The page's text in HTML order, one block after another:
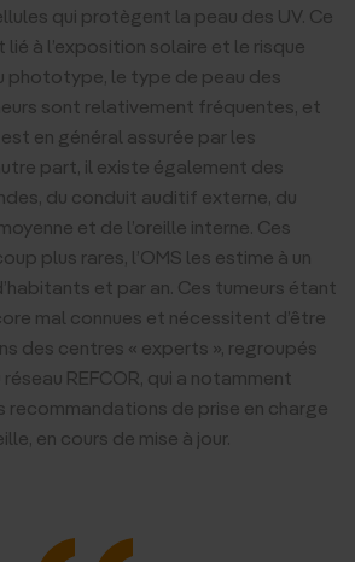
qui protègent la peau des UV. Ce
à l’exposition solaire et le risque
phototype, le type de peau des
sont relativement fréquentes, et
en général assurée par les
part, il existe également des
du conduit auditif externe, du
et de l’oreille interne. Ces
plus rares, l’OMS les estime à un
et par an. Ces tumeurs étant
mal connues et nécessitent d’être
des centres « experts », regroupés
réseau REFCOR, qui a notamment
recommandations de prise en charge
en cours de mise à jour.